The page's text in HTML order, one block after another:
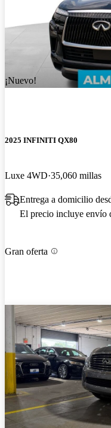
¡Nuevo!
2025 INFINITI QX80
Luxe 4WD 35,060 millas
Entrega a domicilio
El precio incluye envío
Gran oferta